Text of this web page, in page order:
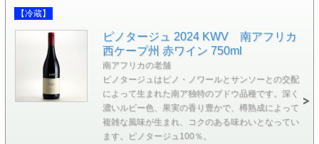
【冷蔵】
ピノタージュ 2024 KWV 南アフリカ
西ケープ州 赤ワイン 750ml
南アフリカの老舗
ピノタージュはピノ・ノワールとサンソーとの交配
によって生まれた南ア独特のブドウ品種です。深く
濃いルビー色、果実の香り豊かで、樽熟成によって
複雑な風味が生まれ、コクのある味わいとなってい
ます。ピノタージュ100％。